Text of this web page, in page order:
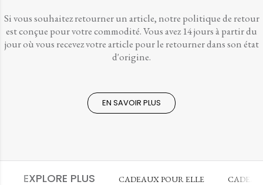
Si vous souhaitez retourner un article, notre politique de retour
est conçue pour votre commodité. Vous avez 14 jours à partir du
jour où vous recevez votre article pour le retourner dans son état
d'origine.
EN SAVOIR PLUS
EXPLORE PLUS CADEAUX POUR ELLE